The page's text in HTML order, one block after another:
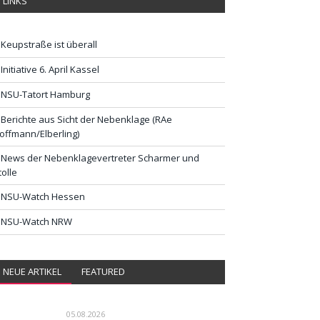
Keupstraße ist überall
Initiative 6. April Kassel
NSU-Tatort Hamburg
Berichte aus Sicht der Nebenklage (RAe
Elberling)
News der Nebenklagevertreter Scharmer und
NSU-Watch Hessen
NSU-Watch NRW
NEUE ARTIKEL FEATURED
05.08.2026